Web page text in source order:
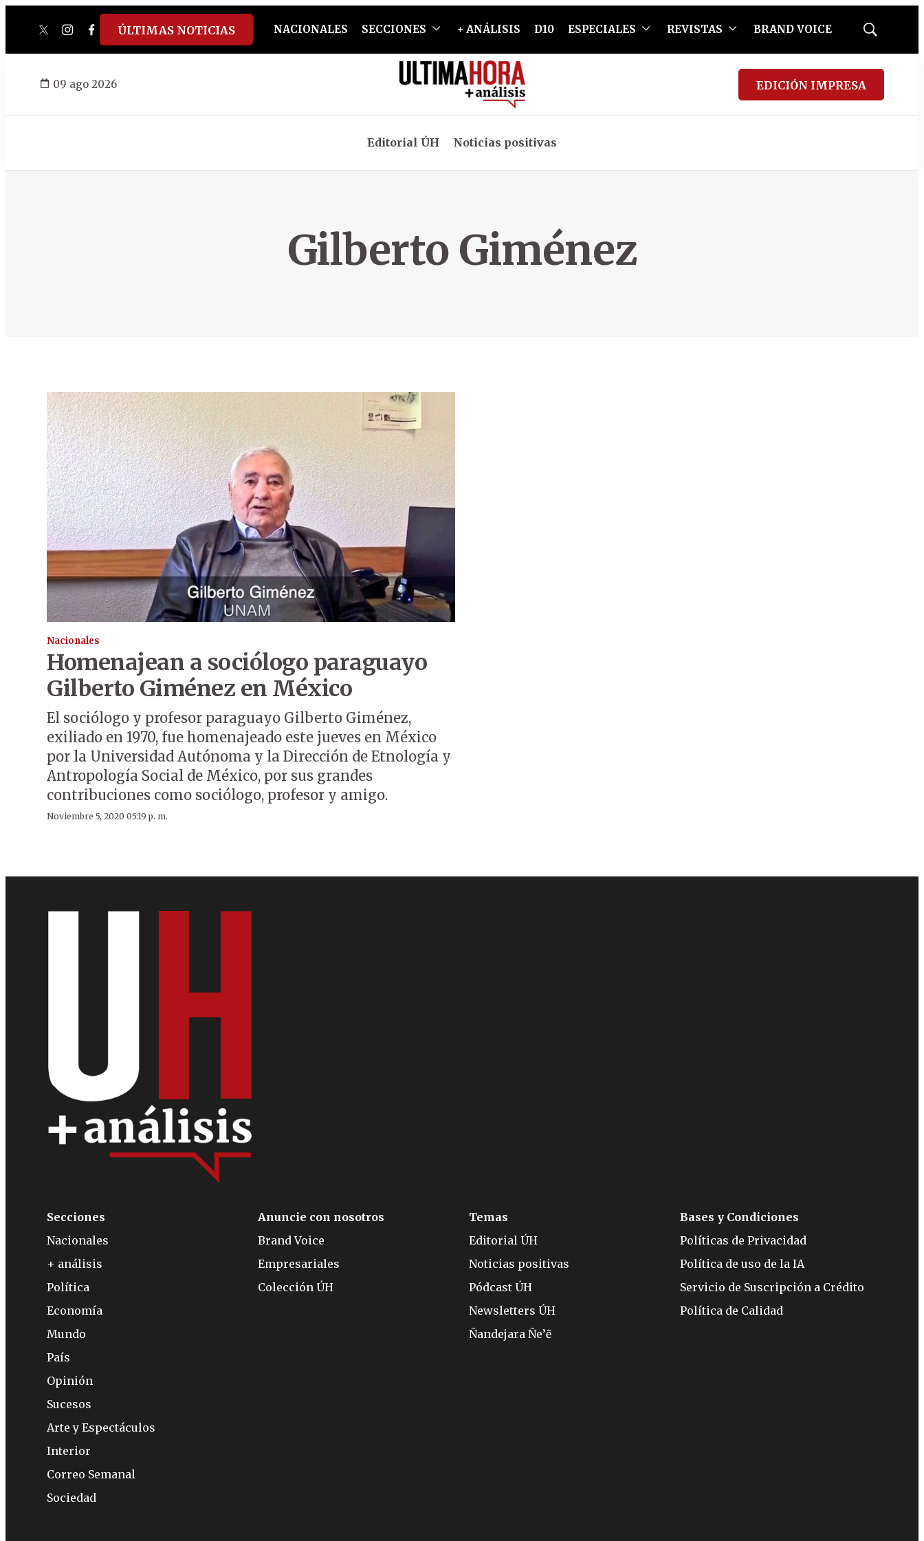
twitterinstagram
facebook
tiktokyoutube
spotify
ÚLTIMAS NOTICIAS NACIONALES SECCIONES + ANÁLISIS D10 ESPECIALES REVISTAS BRAND VOICE
Mostrar
09 ago 2026 EDICIÓN IMPRESA
Editorial ÚH Noticias positivas
Gilberto Giménez
Nacionales
Homenajean a sociólogo paraguayo
Gilberto Giménez en México
El sociólogo y profesor paraguayo Gilberto Giménez,
exiliado en 1970, fue homenajeado este jueves en México
por la Universidad Autónoma y la Dirección de Etnología y
Antropología Social de México, por sus grandes
contribuciones como sociólogo, profesor y amigo.
Noviembre 5, 2020 05:19 p. m.
Secciones
Nacionales
+ análisis
Política
Economía
Mundo
País
Opinión
Sucesos
Arte y Espectáculos
Interior
Correo Semanal
Sociedad
Anuncie con nosotros
Brand Voice
Empresariales
Colección ÚH
Temas
Editorial ÚH
Noticias positivas
Pódcast ÚH
Newsletters ÚH
Ñandejara Ñe’ẽ
Bases y Condiciones
Políticas de Privacidad
Política de uso de la IA
Servicio de Suscripción a Crédito
Política de Calidad